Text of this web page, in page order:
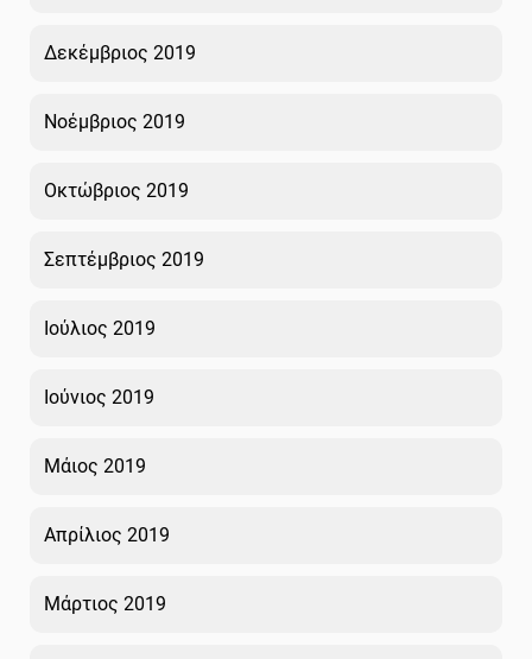
Δεκέμβριος 2019
Νοέμβριος 2019
Οκτώβριος 2019
Σεπτέμβριος 2019
Ιούλιος 2019
Ιούνιος 2019
Μάιος 2019
Απρίλιος 2019
Μάρτιος 2019